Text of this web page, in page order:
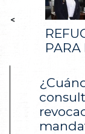
<
PARA